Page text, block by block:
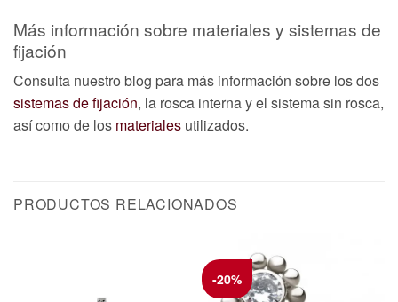
Más información sobre materiales y sistemas de
fijación
Consulta nuestro blog para más información sobre los dos
sistemas de fijación, la rosca interna y el sistema sin rosca,
así como de los materiales utilizados.
PRODUCTOS RELACIONADOS
-20%